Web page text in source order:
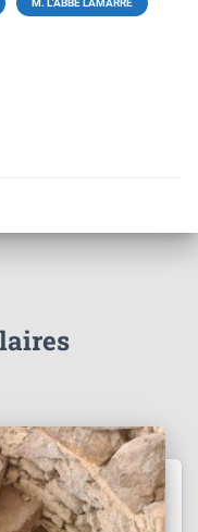
M. L'ABBÉ LAMARRE